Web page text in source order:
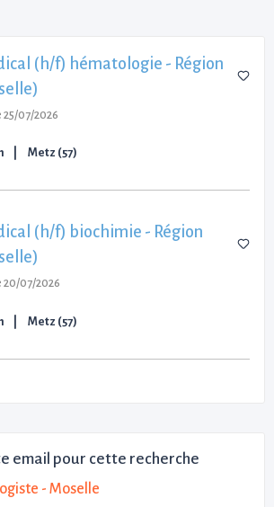
(h/f) hématologie - Région
25/07/2026
Metz (57)
(h/f) biochimie - Région
20/07/2026
Metz (57)
email pour cette recherche
- Moselle